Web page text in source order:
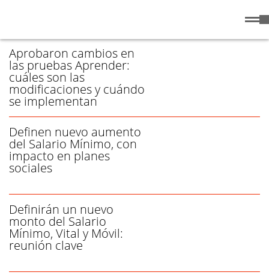
Aprobaron cambios en
las pruebas Aprender:
cuáles son las
modificaciones y cuándo
se implementan
Definen nuevo aumento
del Salario Mínimo, con
impacto en planes
sociales
Definirán un nuevo
monto del Salario
Mínimo, Vital y Móvil:
reunión clave